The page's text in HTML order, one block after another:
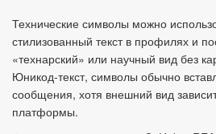
Технические символы можно
стилизованный текст в профилях и
«технарский» или научный вид без
Юникод‑текст, символы обычно
сообщения, хотя внешний вид
платформы.